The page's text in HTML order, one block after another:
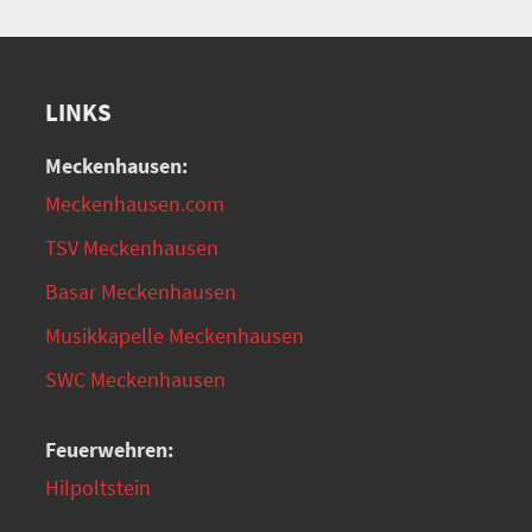
LINKS
Meckenhausen:
Meckenhausen.com
TSV Meckenhausen
Basar Meckenhausen
Musikkapelle Meckenhausen
SWC Meckenhausen
Feuerwehren:
Hilpoltstein